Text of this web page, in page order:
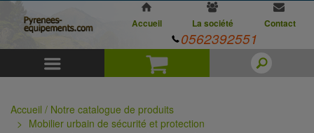
Panier
Accueil La société Contact
0562392551
Accueil / Notre catalogue de produits
Mobilier urbain de sécurité et protection